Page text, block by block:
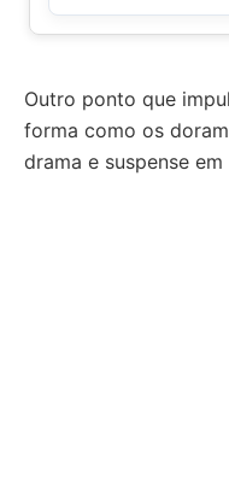
Outro ponto que
forma como os
drama e suspense